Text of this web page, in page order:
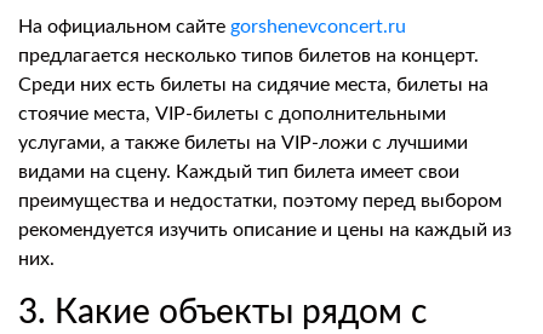
На официальном сайте gorshenevconcert.ru
предлагается несколько типов билетов на концерт.
Среди них есть билеты на сидячие места, билеты на
стоячие места, VIP-билеты с дополнительными
услугами, а также билеты на VIP-ложи с лучшими
видами на сцену. Каждый тип билета имеет свои
преимущества и недостатки, поэтому перед выбором
рекомендуется изучить описание и цены на каждый из
них.
3. Какие объекты рядом с